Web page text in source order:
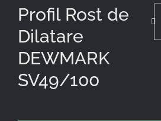
Profil Rost de
Dilatare
DEWMARK
SV49/100